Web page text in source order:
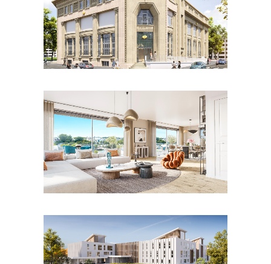
LIRE LA SUITE
LIRE LA SUITE